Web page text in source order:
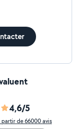
4,6/5
partir de 66000 avis